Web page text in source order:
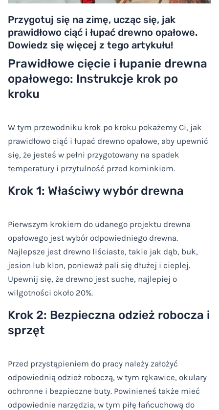
Przygotuj się na zimę, ucząc się, jak
prawidłowo ciąć i łupać drewno opałowe.
Dowiedz się więcej z tego artykułu!
Prawidłowe cięcie i łupanie drewna
opałowego: Instrukcje krok po
kroku
W tym przewodniku krok po kroku pokażemy Ci, jak
prawidłowo ciąć i łupać drewno opałowe, aby upewnić
się, że jesteś w pełni przygotowany na spadek
temperatury i przytulność przed kominkiem.
Krok 1: Właściwy wybór drewna
Pierwszym krokiem do udanego projektu drewna
opałowego jest wybór odpowiedniego drewna.
Najlepsze jest drewno liściaste, takie jak dąb, buk,
jesion lub klon, ponieważ pali się dłużej i cieplej.
Upewnij się, że drewno jest suche, najlepiej o
wilgotności około 20%.
Krok 2: Bezpieczna odzież robocza i
sprzęt
Przed przystąpieniem do pracy należy założyć
odpowiednią odzież roboczą, w tym rękawice, okulary
ochronne i bezpieczne buty. Powinieneś także mieć
odpowiednie narzędzia, w tym piłę łańcuchową do